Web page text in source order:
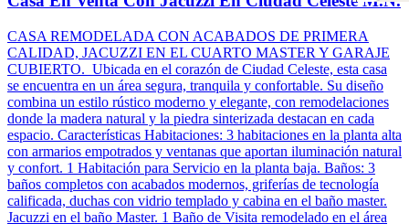
CASA REMODELADA CON ACABADOS DE PRIMERA
CALIDAD, JACUZZI EN EL CUARTO MASTER Y GARAJE
CUBIERTO. Ubicada en el corazón de Ciudad Celeste, esta casa
se encuentra en un área segura, tranquila y confortable. Su diseño
combina un estilo rústico moderno y elegante, con remodelaciones
donde la madera natural y la piedra sinterizada destacan en cada
espacio. Características Habitaciones: 3 habitaciones en la planta alta
con armarios empotrados y ventanas que aportan iluminación natural
y confort. 1 Habitación para Servicio en la planta baja. Baños: 3
baños completos con acabados modernos, griferías de tecnología
calificada, duchas con vidrio templado y cabina en el baño master.
Jacuzzi en el baño Master. 1 Baño de Visita remodelado en el área